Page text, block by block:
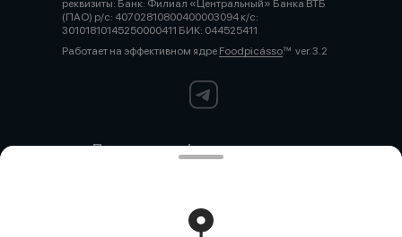
реквизиты: Банк: Филиал «Центральный» Банка ВТБ
(ПАО) р/с: 40702810800400003094 к/с:
30101810145250000411 БИК: 044525411
Работает на эффективном ядре Foodpicássover. 3.2
Политика конфиденциальности
Новокузнецк